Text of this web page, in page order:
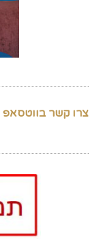
צרו קשר בווטסאפ